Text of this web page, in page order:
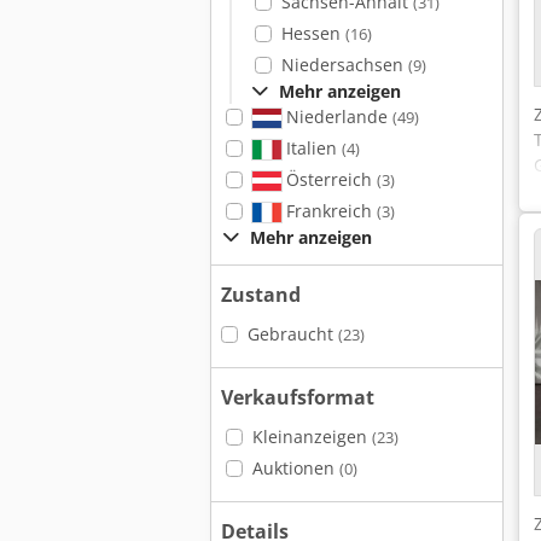
Hessen (16)
Niedersachsen (9)
Mehr anzeigen
Niederlande (49)
Italien (4)
Österreich (3)
Frankreich (3)
Mehr anzeigen
Zustand
Gebraucht (23)
Verkaufsformat
Kleinanzeigen (23)
Auktionen (0)
Details